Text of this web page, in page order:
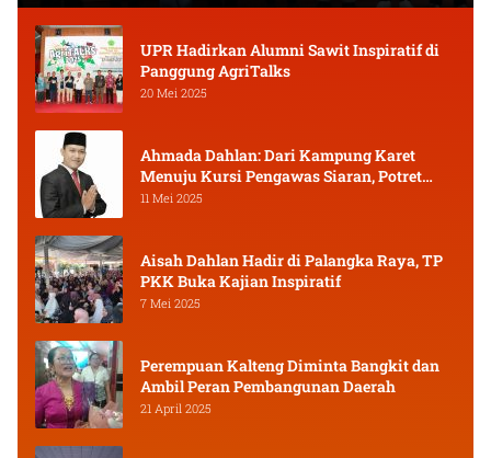
UPR Hadirkan Alumni Sawit Inspiratif di
Panggung AgriTalks
20 Mei 2025
Ahmada Dahlan: Dari Kampung Karet
Menuju Kursi Pengawas Siaran, Potret
Pejuang Muda Kalimantan Tengah
11 Mei 2025
Aisah Dahlan Hadir di Palangka Raya, TP
PKK Buka Kajian Inspiratif
7 Mei 2025
Perempuan Kalteng Diminta Bangkit dan
Ambil Peran Pembangunan Daerah
21 April 2025